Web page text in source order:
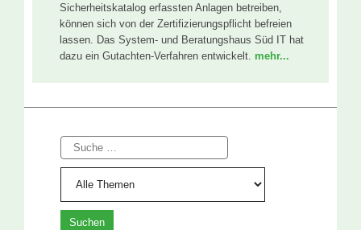
Sicherheitskatalog erfassten Anlagen betreiben,
können sich von der Zertifizierungspflicht befreien
lassen. Das System- und Beratungshaus Süd IT hat
dazu ein Gutachten-Verfahren entwickelt. mehr...
Suche